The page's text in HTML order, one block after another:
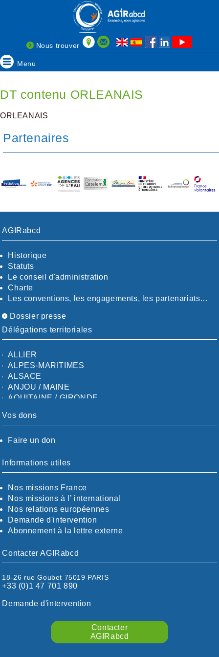
Nous trouver
Menu
DT contenu ORLEANAIS
ORLEANAIS
Partenaires
AGIRabcd
Historique
Statuts
Le conseil d'administration
Charte
Les conventions, les engagements, les partenariats…
Dossier presse
Délégations territoriales
ALLIER
ALPES-MARITIMES
ALSACE
ANJOU / MAINE
AQUITAINE / GIRONDE
AUDE
CALVADOS-ORNE
CHARENTE-MARITIME
CÖTE-D'OR
CÖTES-D'ARMOR
DORDOGNE
DRÖME / ARDÈCHE
ESSONNE
EURE-ET-LOIR
FINISTÈRE
HAUTES-PYRÉNÉES
HÉRAULT
ILLE ET VILAINE
LOIRE / OCÉAN
Vos dons
Faire un don
Informations utiles
Nos missions France
Nos missions à l’ international
Nos relations européennes
Demande d'intervention
Abonnement à la lettre externe
Contacter AGIRabcd
18-26 rue Goubet 75019 PARIS
+33 (0)1 47 701 890
Demande d'intervention
Contacter
AGIRabcd